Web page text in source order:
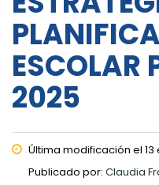
ESCOLAR
2025
Última modificación el
Publicado por: Claudia